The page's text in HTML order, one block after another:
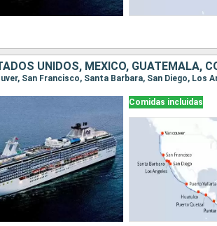
UNIDOS, MÉXICO, GUATEMALA,
Comidas incluidas